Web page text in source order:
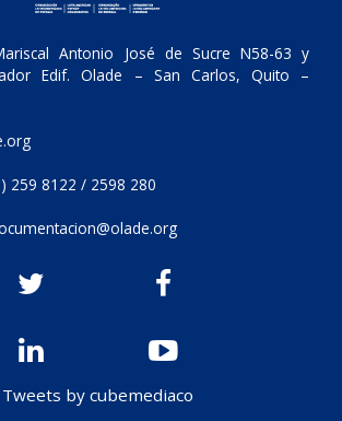
Antonio José de Sucre N58-63 y
Edif. Olade – San Carlos, Quito –
259 8122 / 2598 280
Tweets by cubemediaco